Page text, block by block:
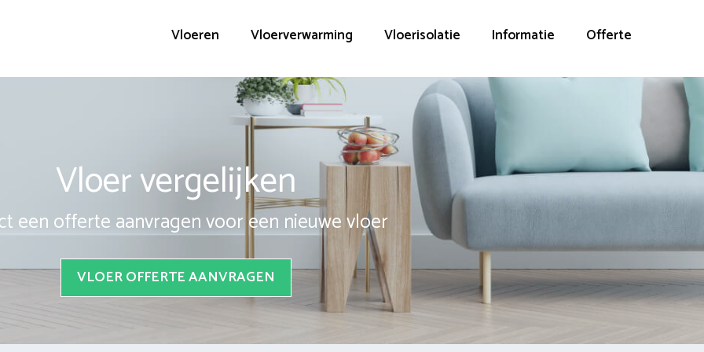
Vloeren Vloerverwarming Vloerisolatie Informatie Offerte
Vloer vergelijken
een offerte aanvragen voor een nieuwe vloer
VLOER OFFERTE AANVRAGEN